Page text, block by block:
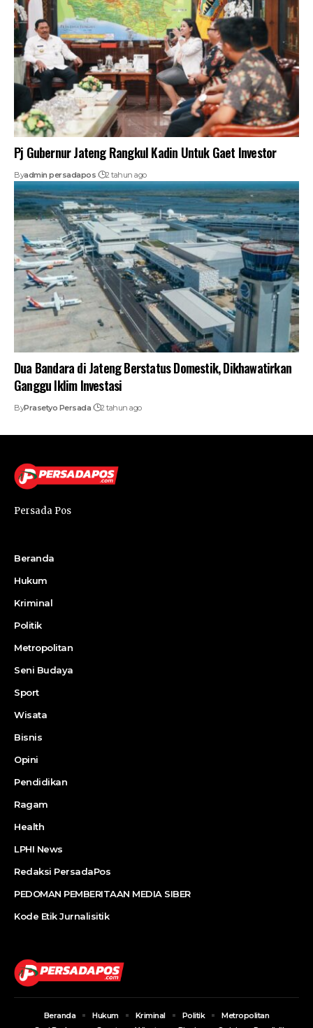
Pj Gubernur Jateng Rangkul Kadin Untuk Gaet Investor
Byadmin persadapos 2 tahun ago
Dua Bandara di Jateng Berstatus Domestik, Dikhawatirkan
Ganggu Iklim Investasi
ByPrasetyo Persada 2 tahun ago
Persada Pos
Beranda
Hukum
Kriminal
Politik
Metropolitan
Seni Budaya
Sport
Wisata
Bisnis
Opini
Pendidikan
Ragam
Health
LPHI News
Redaksi PersadaPos
PEDOMAN PEMBERITAAN MEDIA SIBER
Kode Etik Jurnalisitik
Beranda Hukum Kriminal Politik
Metropolitan